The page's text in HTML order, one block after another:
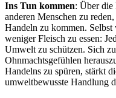
Ins Tun kommen: Über
anderen Menschen zu
Handeln zu kommen.
weniger Fleisch zu essen:
Umwelt zu schützen. Sich
Ohnmachtsgefühlen
Handelns zu spüren, stärkt
umweltbewusste Handlung